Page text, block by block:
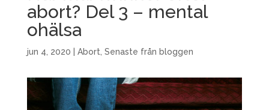
abort? Del 3 – mental
ohälsa
jun 4, 2020 Abort Senaste från bloggen